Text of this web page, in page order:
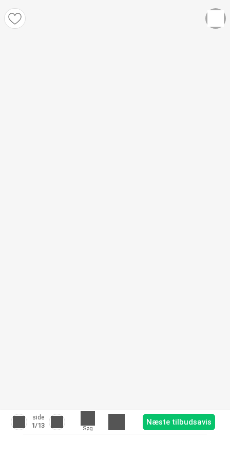
side
1/13 Søg
Næste tilbudsavis